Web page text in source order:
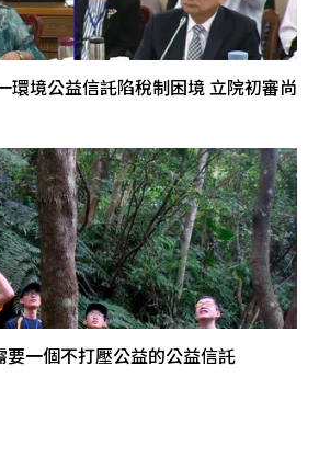
環境公益信託陷稅制困境 立院初審尚
一個不打壓公益的公益信託